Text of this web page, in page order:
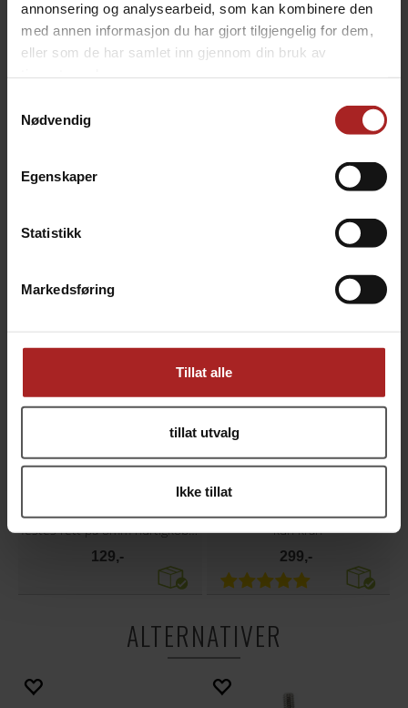
annonsering og analysearbeid, som kan kombinere den
med annen informasjon du har gjort tilgjengelig for dem,
eller som de har samlet inn gjennom din bruk av
Nødvendig
Egenskaper
Statistikk
Markedsføring
Tillat alle
tillat utvalg
Ikke tillat
Veggfeste for Nukatap Mini
Nukatap Mini 8mm Wall Mount Shank Kit
Veggfeste for Nukatap Mini
Nukatap Mini Duotight Adaptor for 8 mm
festes rett på 8mm hurtigkobling
129,-
Nukatap Mini Tappekran
kun kran
299,-
ALTERNATIVER